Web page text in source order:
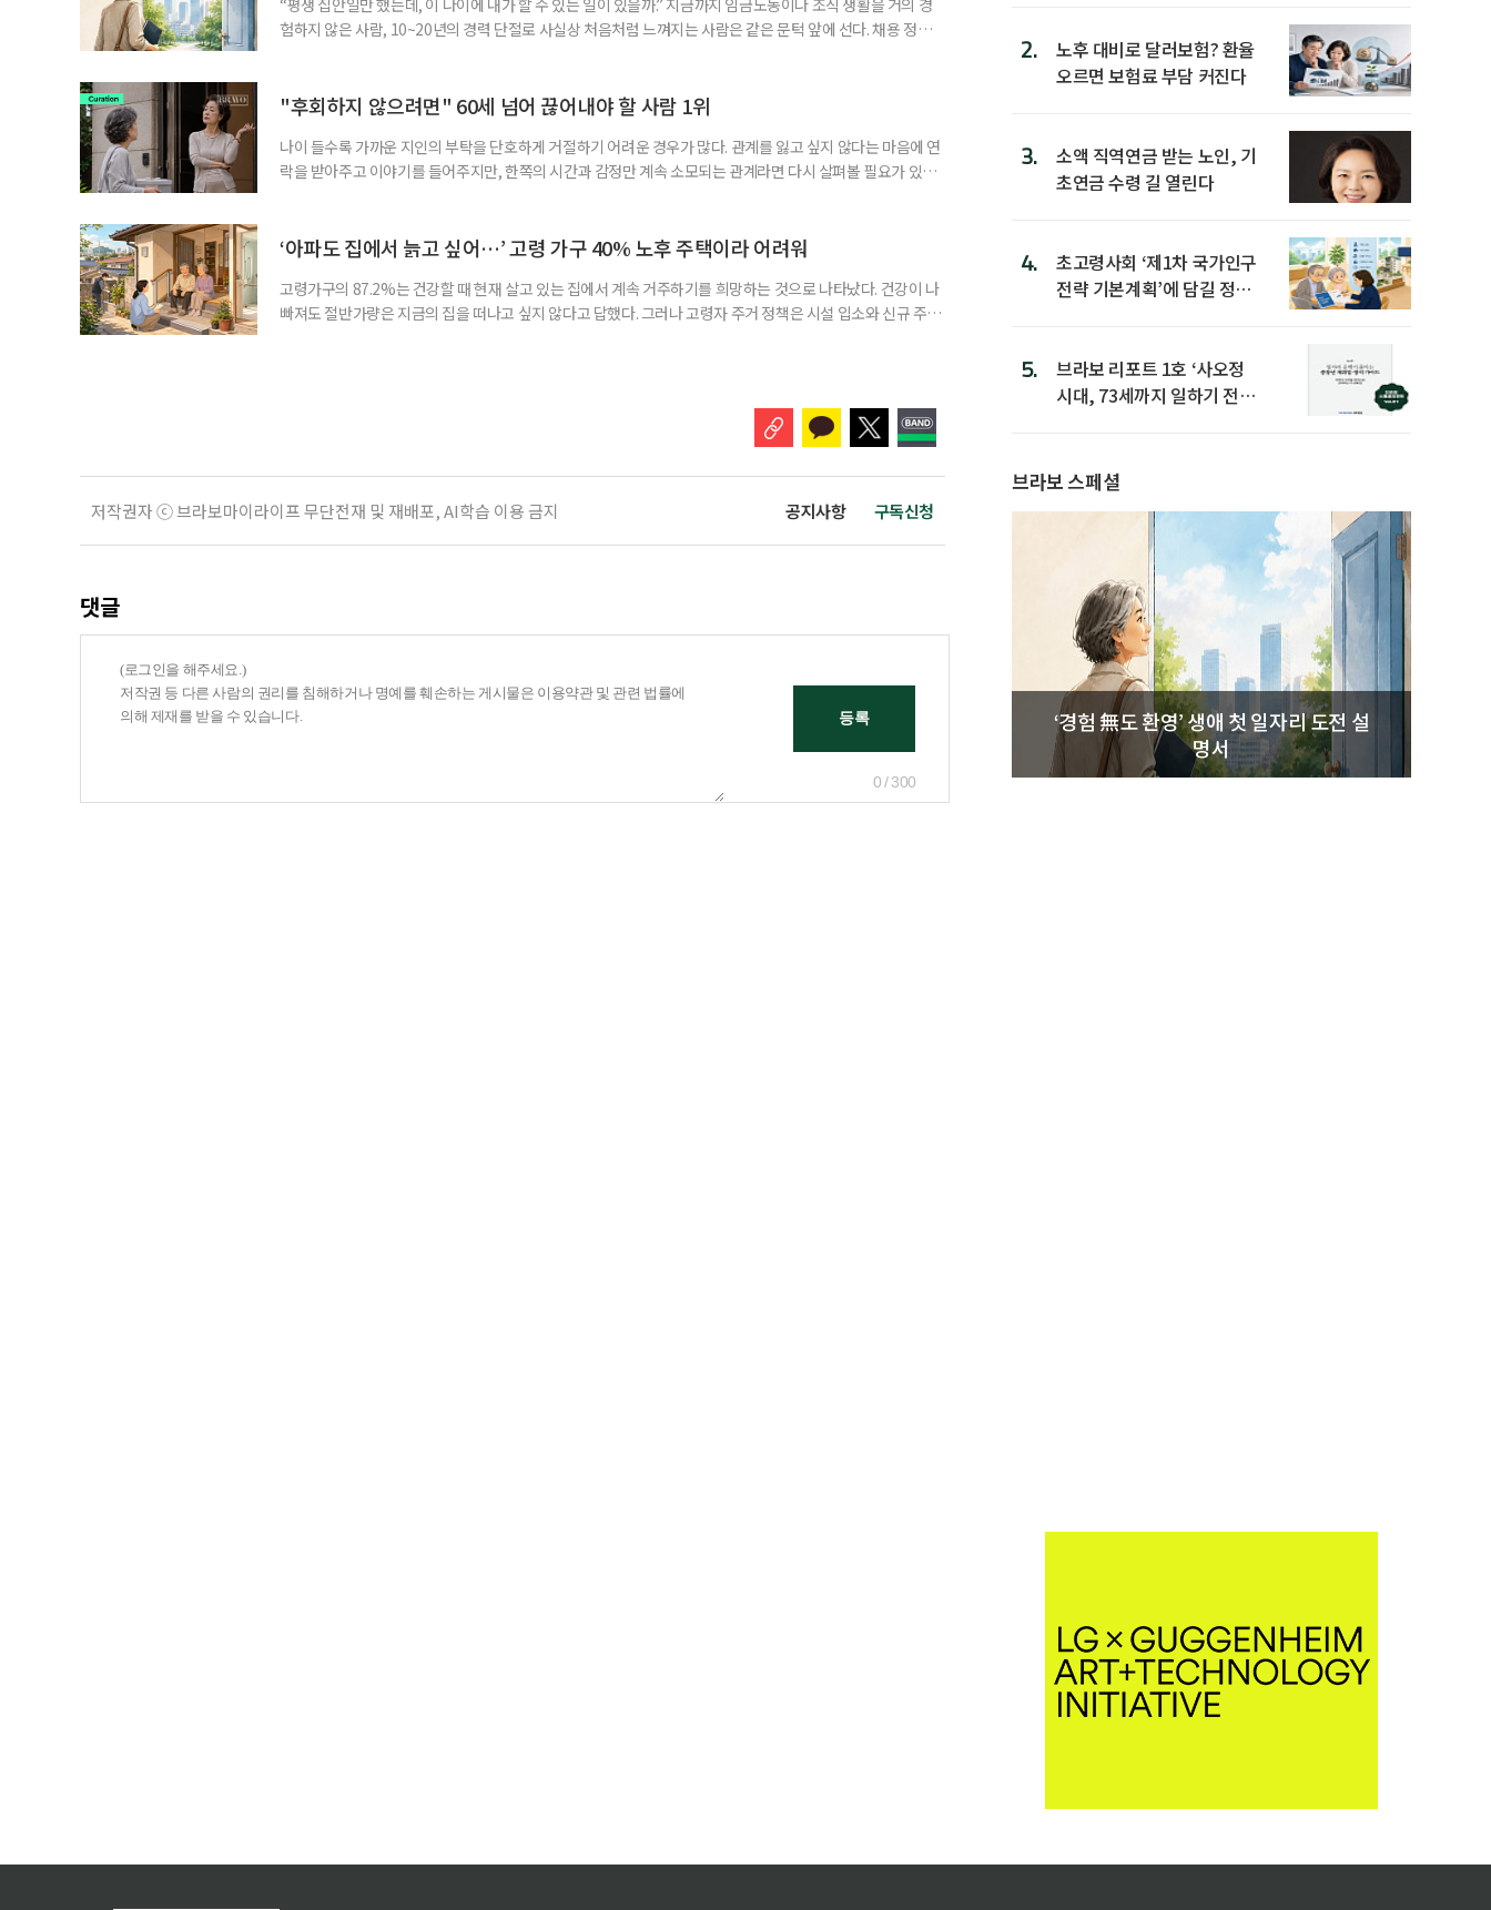
험하지 않은 사람, 10~20년의 경력 단절로 사실상 처음처럼 느껴지는 사람은 같은 문턱 앞에 선다. 채용 정보를
경험이 풍부한 고령자는 중요한 국가 자원이다. 박경하 한국노인인력개발원 선임연구위
"후회하지 않으려면" 60세 넘어 끊어내야 할 사람 1위
나이 들수록 가까운 지인의 부탁을 단호하게 거절하기 어려운 경우가 많다. 관계를 잃고 싶지 않다는 마음에 연
락을 받아주고 이야기를 들어주지만, 한쪽의 시간과 감정만 계속 소모되는 관계라면 다시 살펴볼 필요가 있다.
게 여기며, 거절하는 순간 태도를 바꾸는 행동도 건강한 관계와는 거리가 멀다. 믿고 털어놓은 개인사나 약점을
‘아파도 집에서 늙고 싶어…’ 고령 가구 40% 노후 주택이라 어려워
고령가구의 87.2%는 건강할 때 현재 살고 있는 집에서 계속 거주하기를 희망하는 것으로 나타났다. 건강이 나
빠져도 절반가량은 지금의 집을 떠나고 싶지 않다고 답했다. 그러나 고령자 주거 정책은 시설 입소와 신규 주택
저작권자 ⓒ 브라보마이라이프 무단전재 및 재배포, AI학습 이용 금지 공지사항 구독신청
댓글
0 / 300
2.
노후 대비로 달러보험? 환율
오르면 보험료 부담 커진다
3.
소액 직역연금 받는 노인, 기
초연금 수령 길 열린다
4.
초고령사회 ‘제1차 국가인구
전략 기본계획’에 담길 정책
5.
브라보 리포트 1호 ‘사오정
시대, 73세까지 일하기 전략’
브라보 스페셜
‘경험 無도 환영’ 생애 첫 일자리 도전 설
명서